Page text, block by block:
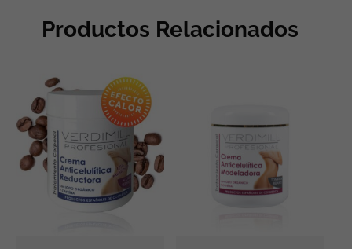
Productos Relacionados